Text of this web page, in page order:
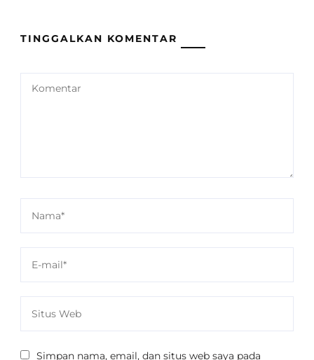
TINGGALKAN KOMENTAR
Simpan nama, email, dan situs web saya pada